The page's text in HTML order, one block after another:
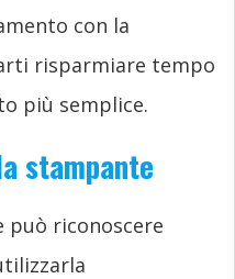
con la
risparmiare tempo
più semplice.
stampante
può riconoscere